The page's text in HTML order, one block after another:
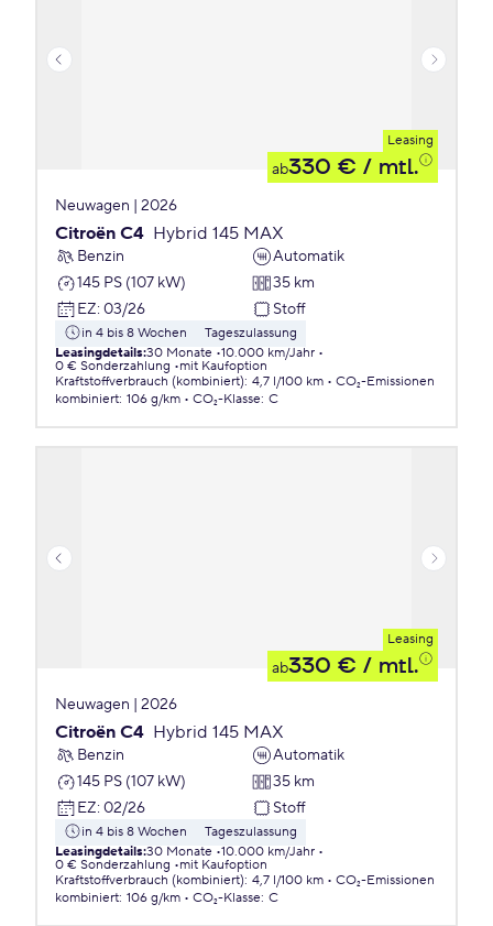
Leasing
ab330 € / mtl.
Neuwagen | 2026
Citroën C4 Hybrid 145 MAX
Benzin
Automatik
145 PS (107 kW)
35 km
EZ: 03/26 Stoff
in 4 bis 8 Wochen
Tageszulassung
Leasingdetails:30 Monate 10.000 km/Jahr
0 € Sonderzahlung
mit Kaufoption
Kraftstoffverbrauch (kombiniert): 4,7 l/100 km
CO₂-Emissionen
kombiniert: 106 g/km CO₂-Klasse: C
Leasing
ab330 € / mtl.
Neuwagen | 2026
Citroën C4 Hybrid 145 MAX
Benzin
Automatik
145 PS (107 kW)
35 km
EZ: 02/26 Stoff
in 4 bis 8 Wochen
Tageszulassung
Leasingdetails:30 Monate 10.000 km/Jahr
0 € Sonderzahlung
mit Kaufoption
Kraftstoffverbrauch (kombiniert): 4,7 l/100 km
CO₂-Emissionen
kombiniert: 106 g/km CO₂-Klasse: C